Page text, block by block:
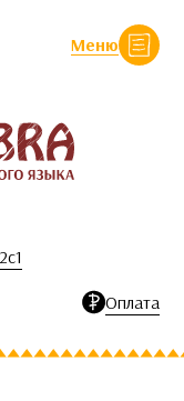
Меню
Закрыть
Оплата